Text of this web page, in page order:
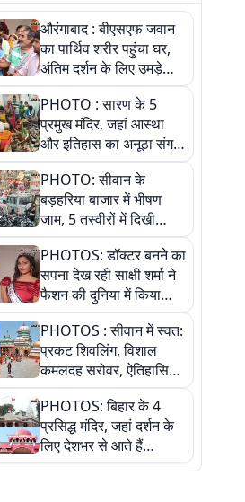
औरंगाबाद : बीएसएफ जवान
का पार्थिव शरीर पहुंचा घर,
अंतिम दर्शन के लिए उमड़े
लोग
PHOTO : सारण के 5
प्रमुख मंदिर, जहां आस्था
और इतिहास का अनूठा संगम,
तस्वीरों में जानिए
PHOTO: सीवान के
बड़हरिया बाजार में भीषण
जाम, 5 तस्वीरों में दिखी
अव्यवस्था
PHOTOS: डॉक्टर बनने का
सपना देख रही साक्षी शर्मा ने
फैशन की दुनिया में किया
कमाल,जानिए बेगूसराय की
बेटी ने कैसे दी अपने सपनों
को उड़ान
PHOTOS : सीवान में स्वत:
प्रकट शिवलिंग, विशाल
कमलदह सरोवर, ऐतिहासिक
महेंद्रनाथ मंदिर और घंटाघर
की कहानी, तस्वीरों में देखिए
PHOTOS: बिहार के 4
प्रसिद्ध मंदिर, जहां दर्शन के
लिए देशभर से आते हैं
श्रद्धालु, जानिए इनकी